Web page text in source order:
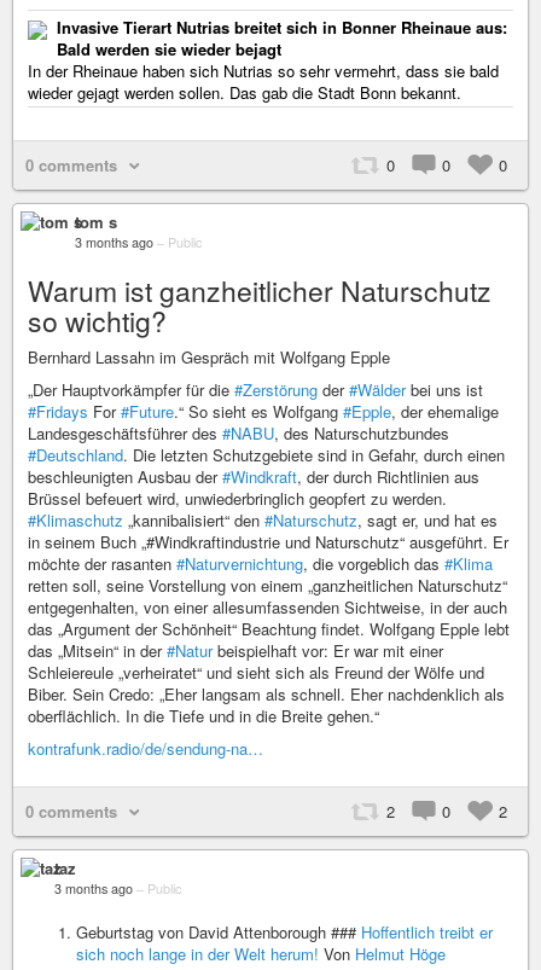
Invasive Tierart Nutrias breitet sich in Bonner Rheinaue aus:
Bald werden sie wieder bejagt
In der Rheinaue haben sich Nutrias so sehr vermehrt, dass sie bald
wieder gejagt werden sollen. Das gab die Stadt Bonn bekannt.
0 comments 0 0 0
tom s
3 months ago – Public
Warum ist ganzheitlicher Naturschutz
so wichtig?
Bernhard Lassahn im Gespräch mit Wolfgang Epple
„Der Hauptvorkämpfer für die #Zerstörung der#Wälderbei uns ist
#Fridays For#Future.“ So sieht es Wolfgang #Epple, der ehemalige
Landesgeschäftsführer des #NABU, des Naturschutzbundes
#Deutschland. Die letzten Schutzgebiete sind in Gefahr, durch einen
beschleunigten Ausbau der#Windkraft, der durch Richtlinien aus
Brüssel befeuert wird, unwiederbringlich geopfert zu werden.
#Klimaschutz „kannibalisiert“ den #Naturschutz, sagt er, und hat es
in seinem Buch „#Windkraftindustrie und Naturschutz“ ausgeführt. Er
möchte der rasanten #Naturvernichtung, die vorgeblich das #Klima
retten soll, seine Vorstellung von einem „ganzheitlichen Naturschutz“
entgegenhalten, von einer allesumfassenden Sichtweise, in der auch
das „Argument der Schönheit“ Beachtung findet. Wolfgang Epple lebt
das „Mitsein“ in der#Naturbeispielhaft vor: Er war mit einer
Schleiereule „verheiratet“ und sieht sich als Freund der Wölfe und
Biber. Sein Credo: „Eher langsam als schnell. Eher nachdenklich als
oberflächlich. In die Tiefe und in die Breite gehen.“
kontrafunk.radio/de/sendung-na…
0 comments 2 0 2
taz
3 months ago – Public
Geburtstag von David Attenborough ### Hoffentlich treibt er
sich noch lange in der Welt herum! Von Helmut Höge